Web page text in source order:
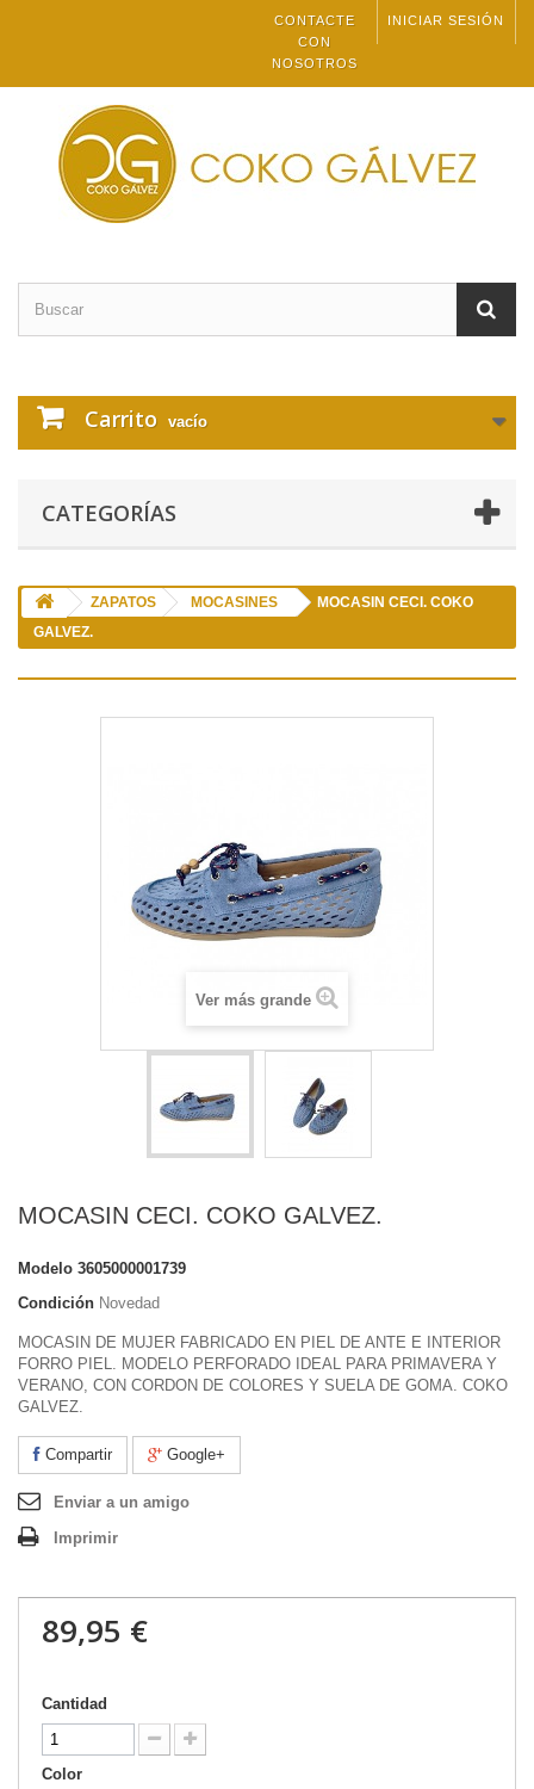
INICIAR SESIÓN
CONTACTE
CON
NOSOTROS
Carrito vacío
CATEGORÍAS
ZAPATOS MOCASINES
MOCASIN CECI. COKO
GALVEZ.
Ver más grande
MOCASIN CECI. COKO GALVEZ.
Modelo 3605000001739
Condición Novedad
MOCASIN DE MUJER FABRICADO EN PIEL DE ANTE E INTERIOR
FORRO PIEL. MODELO PERFORADO IDEAL PARA PRIMAVERA Y
VERANO, CON CORDON DE COLORES Y SUELA DE GOMA. COKO
GALVEZ.
Compartir Google+
Enviar a un amigo
Imprimir
89,95 €
Cantidad
Color